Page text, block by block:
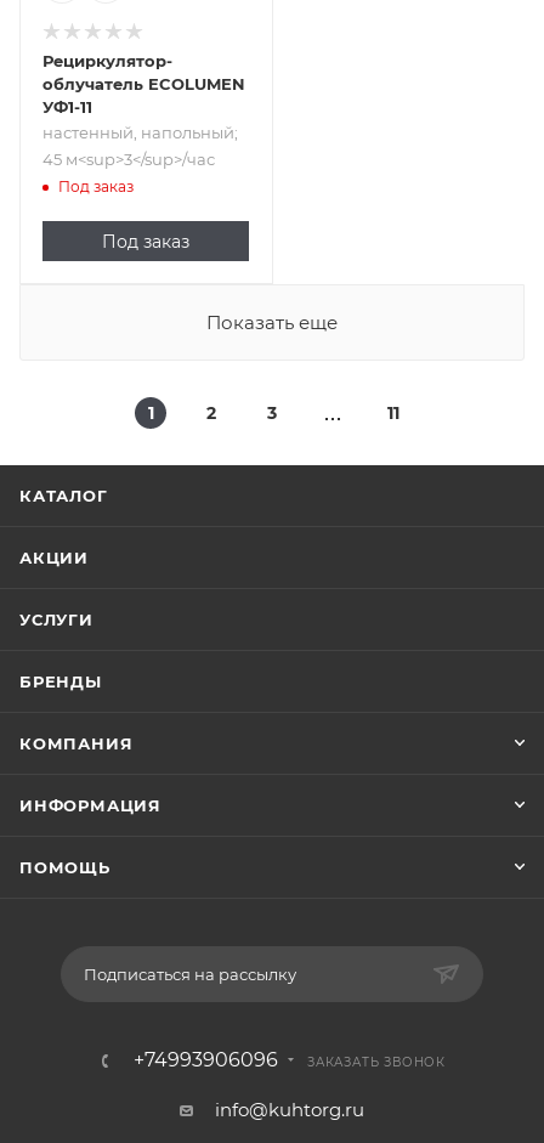
Рециркулятор-
облучатель ECOLUMEN
УФ1-11
настенный, напольный;
45 м<sup>​3</sup>/час
Под заказ
Под заказ
Показать еще
1 2 3 11
КАТАЛОГ
АКЦИИ
УСЛУГИ
БРЕНДЫ
КОМПАНИЯ
ИНФОРМАЦИЯ
ПОМОЩЬ
Подписаться на рассылку
+74993906096 ЗАКАЗАТЬ ЗВОНОК
info@kuhtorg.ru